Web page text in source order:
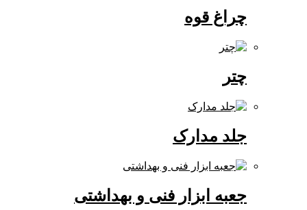
چراغ قوه
جلد مدارک
جعبه ابزار فنی و بهداشتی